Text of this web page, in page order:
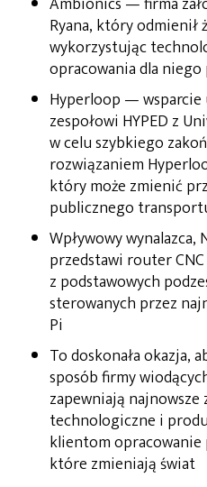
Ryana, który odmienił
wykorzystując
opracowania dla
Hyperloop — wsparcie
zespołowi HYPED z
w celu szybkiego
rozwiązaniem
który może zmienić
publicznego
Wpływowy
przedstawi router
z podstawowych
sterowanych przez
Pi
To doskonała okazja,
sposób firmy
zapewniają najnowsze
technologiczne i
klientom
które zmieniają świat